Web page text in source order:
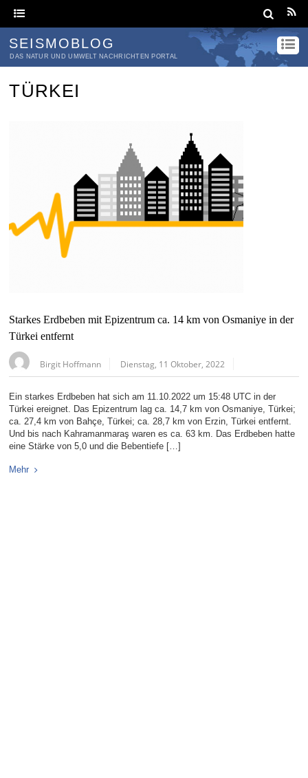
SEISMOBLOG
DAS NATUR UND UMWELT NACHRICHTEN PORTAL
TÜRKEI
Starkes Erdbeben mit Epizentrum ca. 14 km von Osmaniye in der
Türkei entfernt
Birgit Hoffmann Dienstag, 11 Oktober, 2022
Ein starkes Erdbeben hat sich am 11.10.2022 um 15:48 UTC in der
Türkei ereignet. Das Epizentrum lag ca. 14,7 km von Osmaniye, Türkei;
ca. 27,4 km von Bahçe, Türkei; ca. 28,7 km von Erzin, Türkei entfernt.
Und bis nach Kahramanmaraş waren es ca. 63 km. Das Erdbeben hatte
eine Stärke von 5,0 und die Bebentiefe […]
Mehr